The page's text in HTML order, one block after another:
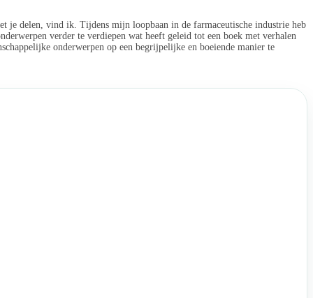
je delen, vind ik. Tijdens mijn loopbaan in de farmaceutische industrie heb
verder te verdiepen wat heeft geleid tot een boek met verhalen
onderwerpen op een begrijpelijke en boeiende manier te